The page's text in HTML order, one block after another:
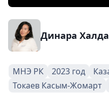
Динара
МНЭ РК 2023 год
Токаев Касым-Жомарт